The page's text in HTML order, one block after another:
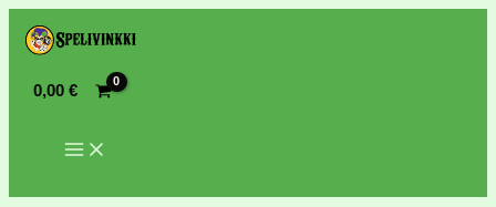
0,00€